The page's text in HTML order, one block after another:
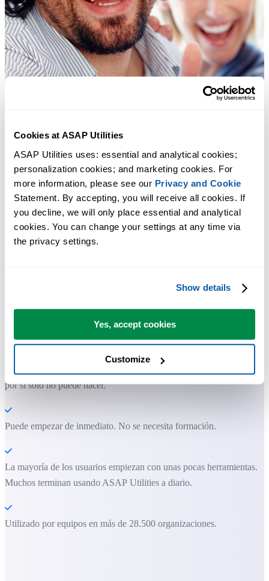
Cookies at ASAP Utilities
ASAP Utilities uses: essential and analytical cookies;
personalization cookies; and marketing cookies. For
more information, please see our Privacy and Cookie
Statement. By accepting, you will receive all cookies. If
you decline, we will only place essential and analytical
cookies. You can change your settings at any time via
the privacy settings.
Show details
Yes, accept cookies
Customize
Herramientas prácticas que muchos usuarios desearían tener en Excel.
Ahorra tiempo en Excel. Así de fácil.
por sí solo no puede hacer.
Puede empezar de inmediato. No se necesita formación.
La mayoría de los usuarios empiezan con unas pocas herramientas.
Muchos terminan usando ASAP Utilities a diario.
Utilizado por equipos en más de 28.500 organizaciones.